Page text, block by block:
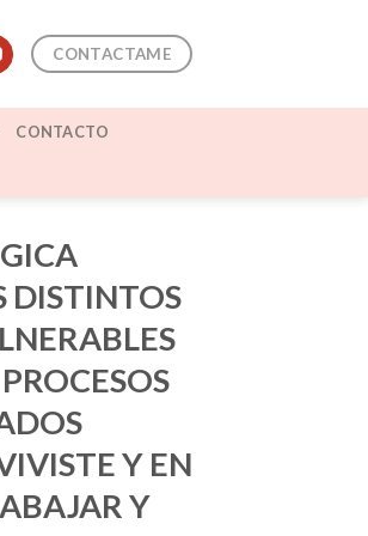
CONTACTAME
CONTACTO
DISTINTOS
Y EN
Y